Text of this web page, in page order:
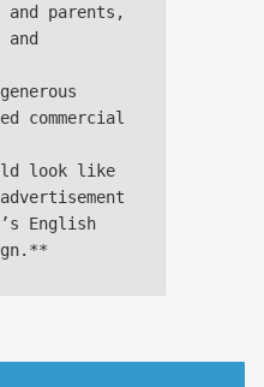
parents,
commercial
look like
English